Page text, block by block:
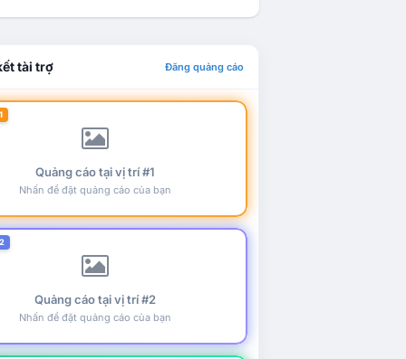
tài trợ Đăng quảng cáo
Quảng cáo tại vị trí #1
Nhấn để đặt quảng cáo của bạn
Quảng cáo tại vị trí #2
Nhấn để đặt quảng cáo của bạn